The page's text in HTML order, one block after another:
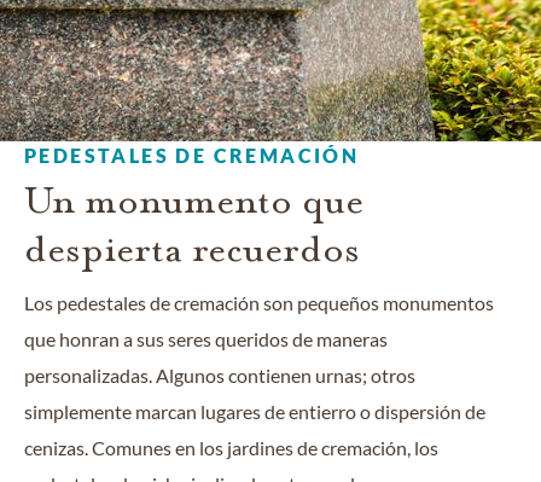
PEDESTALES DE CREMACIÓN
Un monumento que
despierta recuerdos
Los pedestales de cremación son pequeños monumentos
que honran a sus seres queridos de maneras
personalizadas. Algunos contienen urnas; otros
simplemente marcan lugares de entierro o dispersión de
cenizas. Comunes en los jardines de cremación, los